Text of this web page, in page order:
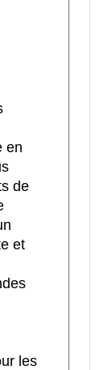
en
de
et
les